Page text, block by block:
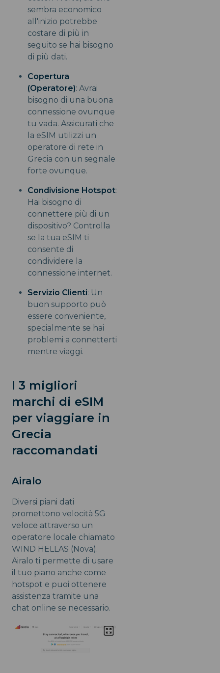
sembra economico
all'inizio potrebbe
costare di più in
seguito se hai bisogno
di più dati.
Copertura
(Operatore): Avrai
bisogno di una buona
connessione ovunque
tu vada. Assicurati che
la eSIM utilizzi un
operatore di rete in
Grecia con un segnale
forte ovunque.
Condivisione Hotspot:
Hai bisogno di
connettere più di un
dispositivo? Controlla
se la tua eSIM ti
consente di
condividere la
connessione internet.
Servizio Clienti: Un
buon supporto può
essere conveniente,
specialmente se hai
problemi a connetterti
mentre viaggi.
I 3 migliori
marchi di eSIM
per viaggiare in
Grecia
raccomandati
Airalo
Diversi piani dati
promettono velocità 5G
veloce attraverso un
operatore locale chiamato
WIND HELLAS (Nova).
Airalo ti permette di usare
il tuo piano anche come
hotspot e puoi ottenere
assistenza tramite una
chat online se necessario.